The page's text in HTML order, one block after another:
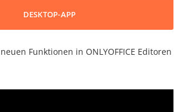
DESKTOP-APP
Funktionen in ONLYOFFICE Editoren